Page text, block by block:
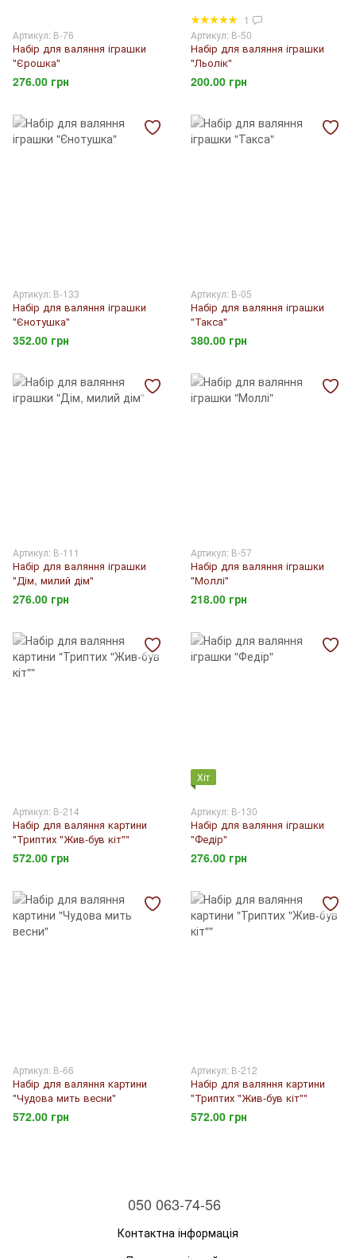
Артикул: В-76
Набір для валяння іграшки
"Єрошка"
276.00 грн
1
Артикул: В-50
Набір для валяння іграшки
"Льолік"
200.00 грн
Артикул: В-133
Набір для валяння іграшки
"Єнотушка"
352.00 грн
Артикул: В-05
Набір для валяння іграшки
"Такса"
380.00 грн
Артикул: В-111
Набір для валяння іграшки
"Дім, милий дім"
276.00 грн
Артикул: В-57
Набір для валяння іграшки
"Моллі"
218.00 грн
Артикул: В-214
Набір для валяння картини
"Триптих "Жив-був кіт""
572.00 грн
Хіт
Артикул: В-130
Набір для валяння іграшки
"Федір"
276.00 грн
Артикул: В-66
Набір для валяння картини
"Чудова мить весни"
572.00 грн
Артикул: В-212
Набір для валяння картини
"Триптих "Жив-був кіт""
572.00 грн
050 063-74-56
Контактна інформація